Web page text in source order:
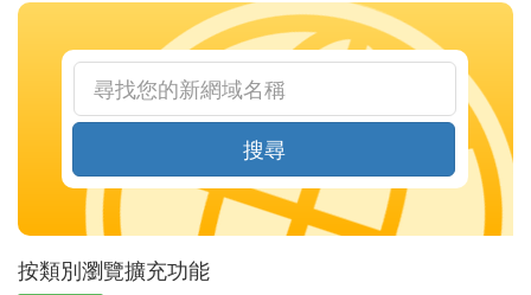
搜尋
按類別瀏覽擴充功能